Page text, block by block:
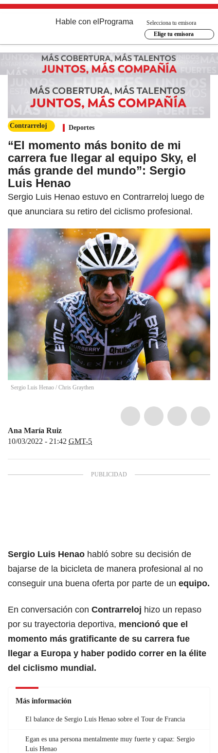
Hable con el Programa
Selecciona tu emisora
Elige tu emisora
Contrarreloj Deportes
“El momento más bonito de mi
carrera fue llegar al equipo Sky, el
más grande del mundo”: Sergio
Luis Henao
Sergio Luis Henao estuvo en Contrarreloj luego de
que anunciara su retiro del ciclismo profesional.
Sergio Luis Henao / Chris Graythen
Ana María Ruiz
10/03/2022 - 21:42 GMT-5
Sergio Luis Henao habló sobre su decisión de
bajarse de la bicicleta de manera profesional al no
conseguir una buena oferta por parte de un equipo.
En conversación con Contrarreloj hizo un repaso
por su trayectoria deportiva, mencionó que el
momento más gratificante de su carrera fue
llegar a Europa y haber podido correr en la élite
del ciclismo mundial.
Más información
El balance de Sergio Luis Henao sobre el Tour de Francia
Egan es una persona mentalmente muy fuerte y capaz: Sergio
Luis Henao